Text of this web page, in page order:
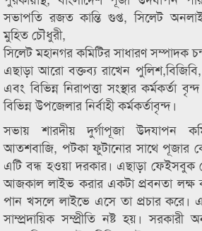
সভাপতি রজত কান্তি গুপ্ত, সিলেট
মুহিত চৌধুরী,
সিলেট মহানগর কমিটির সাধারণ সম্পাদক
এছাড়া আরো বক্তব্য রাখেন
এবং বিভিন্ন নিরাপত্তা সংস্থার কর্মকর্তা
বিভিন্ন উপজেলার নির্বাহী কর্মকর্তাবৃন্দ।
সভায় শারদীয় দুর্গাপূজা উদযাপন
আতশবাজি, পটকা ফুটানোর সাথে পূজার
এটি বন্ধ হওয়া দরকার। এছাড়া ফেইসবুক
আজকাল লাইভ করার একটা প্রবনতা লক্ষ
পান খসলে লাইভে এসে তা প্রচার করে।
সাম্প্রদায়িক সম্প্রীতি নষ্ট হয়।